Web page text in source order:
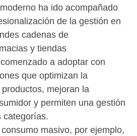
ha ido acompañado
de la gestión en
cadenas de
y tiendas
a adoptar con
que optimizan la
mejoran la
y permiten una gestión
categorías.
masivo, por ejemplo,